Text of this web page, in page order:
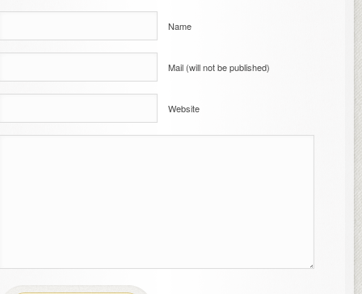
Name
Mail (will not be published)
Website